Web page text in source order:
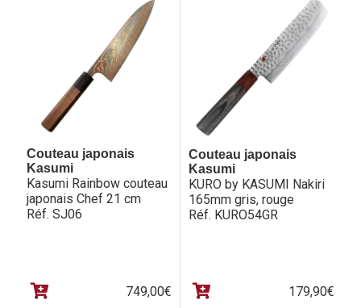
Couteau japonais
Kasumi
Kasumi Rainbow couteau
japonais Chef 21 cm
Réf. SJ06
749,00€
Couteau japonais
Kasumi
KURO by KASUMI Nakiri
165mm gris, rouge
Réf. KURO54GR
179,90€